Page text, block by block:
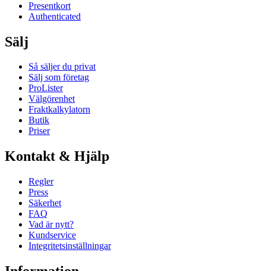
Presentkort
Authenticated
Sälj
Så säljer du privat
Sälj som företag
ProLister
Välgörenhet
Fraktkalkylatorn
Butik
Priser
Kontakt & Hjälp
Regler
Press
Säkerhet
FAQ
Vad är nytt?
Kundservice
Integritetsinställningar